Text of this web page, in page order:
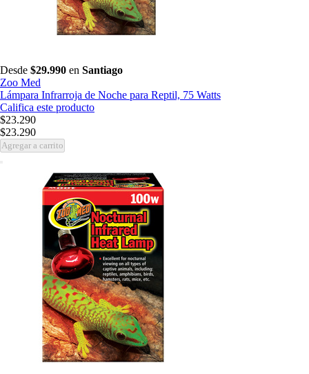
Desde $29.990 en Santiago
Zoo Med
Lámpara Infrarroja de Noche para Reptil, 75 Watts
Califica este producto
$23.290
$23.290
Agregar a carrito